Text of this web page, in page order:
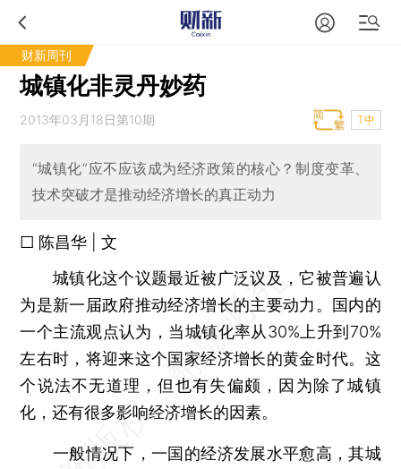
财新周刊
城镇化非灵丹妙药
2013年03月18日第10期 T中
“城镇化”应不应该成为经济政策的核心？制度变革、
技术突破才是推动经济增长的真正动力
□ 陈昌华 | 文
城镇化这个议题最近被广泛议及，它被普遍认
为是新一届政府推动经济增长的主要动力。国内的
一个主流观点认为，当城镇化率从30%上升到70%
左右时，将迎来这个国家经济增长的黄金时代。这
个说法不无道理，但也有失偏颇，因为除了城镇
化，还有很多影响经济增长的因素。
一般情况下，一国的经济发展水平愈高，其城